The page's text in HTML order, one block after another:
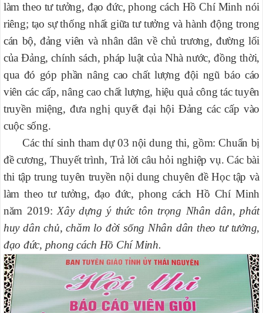
làm theo tư tưởng, đạo đức, phong cách Hồ Chí Minh nói
riêng; tạo sự thống nhất giữa tư tưởng và hành động trong
cán bộ, đảng viên và nhân dân về chủ trương, đường lối
của Đảng, chính sách, pháp luật của Nhà nước, đồng thời,
qua đó góp phần nâng cao chất lượng đội ngũ báo cáo
viên các cấp, nâng cao chất lượng, hiệu quả công tác tuyên
truyền miệng, đưa nghị quyết đại hội Đảng các cấp vào
cuộc sống.
Các thí sinh tham dự 03 nội dung thi, gồm: Chuẩn bị
đềcương, Thuyết trình, Trảlời câu hỏi nghiệp vụ. Các bài
thi tập trung tuyên truyền nội dung chuyên đề Học tập và
làm theo tư tưởng, đạo đức, phong cách Hồ Chí Minh
năm 2019:Xây dựng ý thức tôn trọng Nhân dân, phát
huy dân chủ, chăm lo đời sống Nhân dân theo tư tưởng,
đạo đức, phong cách Hồ Chí Minh.